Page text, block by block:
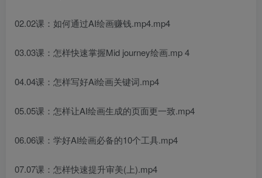
02.02课：如何通过AI绘画赚钱.mp4.mp4
03.03课：怎样快速掌握Mid journey绘画.mp 4
04.04课：怎样写好Ai绘画关键词.mp4
05.05课：怎样让AI绘画生成的页面更一致.mp4
06.06课：学好AI绘画必备的10个工具.mp4
07.07课：怎样快速提升审美(上).mp4